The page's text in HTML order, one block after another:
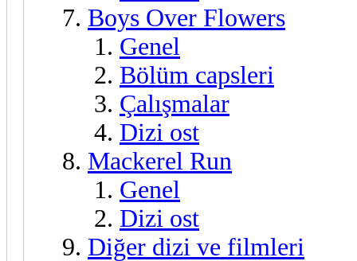
Boys Over Flowers
Genel
Bölüm capsleri
Çalışmalar
Dizi ost
Mackerel Run
Genel
Dizi ost
Diğer dizi ve filmleri